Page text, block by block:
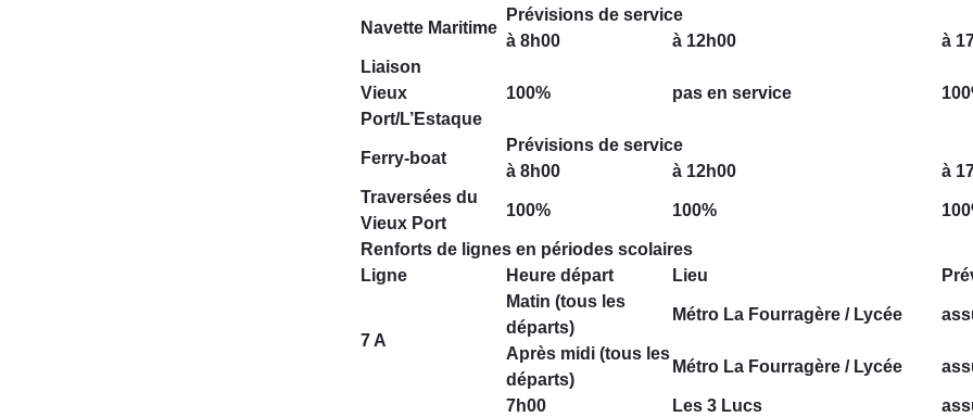
Navette Maritime
Prévisions de service
à 8h00
à 12h00
à
Liaison
Vieux
Port/L’Estaque
100% pas en service
Ferry-boat
Prévisions de service
à 8h00
à 12h00
à
Traversées du
Vieux Port
100% 100%
Renforts de lignes en périodes scolaires
Ligne
Heure départ Lieu
7 A
Matin (tous les
départs)
Métro La Fourragère / Lycée
Après midi (tous les
départs)
Métro La Fourragère / Lycée
7h00 Les 3 Lucs